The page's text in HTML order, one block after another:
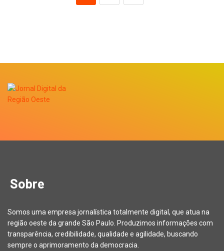
Sobre
Somos uma empresa jornalística totalmente digital, que atua na
região oeste da grande São Paulo. Produzimos informações com
transparência, credibilidade, qualidade e agilidade, buscando
sempre o aprimoramento da democracia.